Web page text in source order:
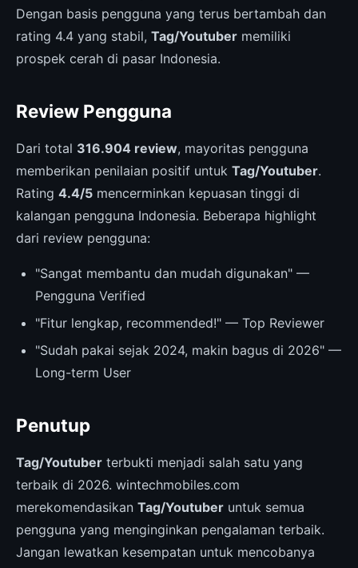
Dengan basis pengguna yang terus bertambah dan
rating 4.4 yang stabil, Tag/Youtuber memiliki
prospek cerah di pasar Indonesia.
Review Pengguna
Dari total 316.904 review, mayoritas pengguna
memberikan penilaian positif untuk Tag/Youtuber.
Rating 4.4/5 mencerminkan kepuasan tinggi di
kalangan pengguna Indonesia. Beberapa highlight
dari review pengguna:
"Sangat membantu dan mudah digunakan" —
Pengguna Verified
"Fitur lengkap, recommended!" — Top Reviewer
"Sudah pakai sejak 2024, makin bagus di 2026" —
Long-term User
Penutup
Tag/Youtuber terbukti menjadi salah satu yang
terbaik di 2026. wintechmobiles.com
merekomendasikan Tag/Youtuber untuk semua
pengguna yang menginginkan pengalaman terbaik.
Jangan lewatkan kesempatan untuk mencobanya